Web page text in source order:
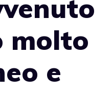
molto
e